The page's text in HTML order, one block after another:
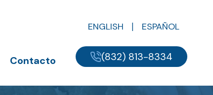
Contacto
ENGLISH ESPAÑOL
(832) 813-8334